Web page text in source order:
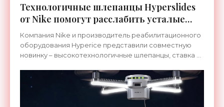
Технологичные шлепанцы Hyperslides
от Nike помогут расслабить усталые
ноги после тренировки - «Гаджеты»
Компания Nike и производитель реабилитационного
оборудования Hyperice представили совместную
новинку – высокотехнологичные шлепанцы, ставка в